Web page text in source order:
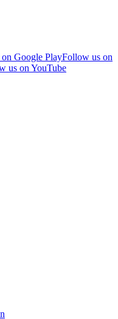
Google PlayFollow us on
us on YouTube